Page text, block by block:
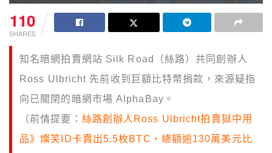
110
SHARES
知名暗網拍賣網站 Silk Road（絲路）共同創辦人
Ross Ulbricht 先前收到巨額比特幣捐款，來源疑指
向已關閉的暗網市場 AlphaBay。
（前情提要： 絲路創辦人Ross Ulbricht拍賣獄中用
品》燦笑ID卡賣出5.5枚BTC，總額逾130萬美元比